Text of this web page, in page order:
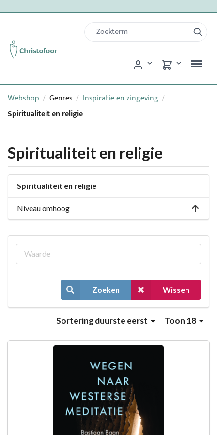
Webshop / Genres / Inspiratie en zingeving /
Spiritualiteit en religie
Spiritualiteit en religie
Spiritualiteit en religie
Niveau omhoog
Zoeken Wissen
Toon 18
Sorteringduurste eerst